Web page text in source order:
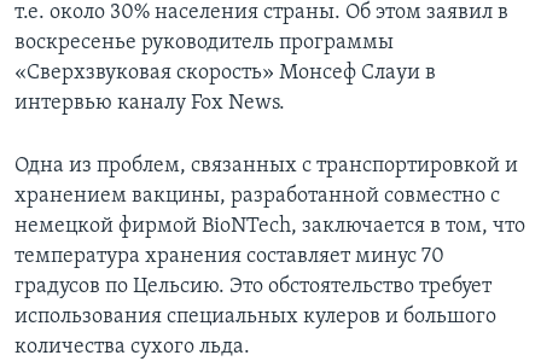
т.е. около 30% населения страны. Об этом заявил в
воскресенье руководитель программы
«Сверхзвуковая скорость» Монсеф Слауи в
интервью каналу Fox News.
Одна из проблем, связанных с транспортировкой и
хранением вакцины, разработанной совместно с
немецкой фирмой BioNTech, заключается в том, что
температура хранения составляет минус 70
градусов по Цельсию. Это обстоятельство требует
использования специальных кулеров и большого
количества сухого льда.